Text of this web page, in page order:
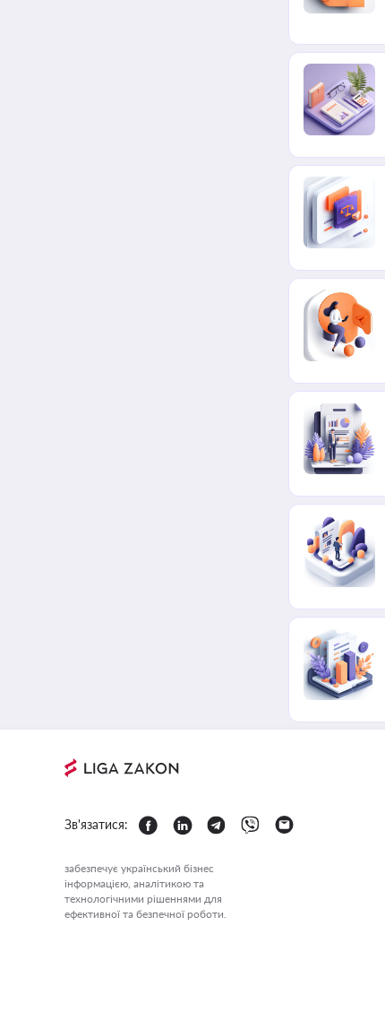
Зв'язатися:
забезпечує український бізнес
інформацією, аналітикою та
технологічними рішеннями для
ефективної та безпечної роботи.